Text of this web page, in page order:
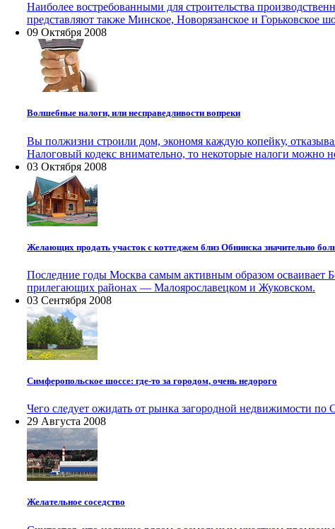
Наиболее востребованными для строительства
представляют также Минское, Новорязанское и Горьковское
09 Октября 2008
Волшебные налоги, или несправедливости вопреки
Вы полжизни строили дом, экономя каждую копейку,
Налоговый кодекс внимательно, то некоторые налоги можно
03 Октября 2008
Желающих продать участок с коттеджем близ Обнинска значительно
Последние годы Москва самым активным образом осваивает
прилегающих районах — Малоярославецком и Жуковском.
03 Сентября 2008
Симферопольское шоссе: где-то за городом, очень недорого
Чего следует ожидать от рынка загородной недвижимости по
29 Августа 2008
Желательное соседство